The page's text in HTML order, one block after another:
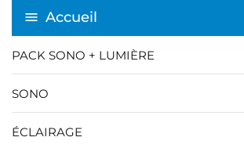
Accueil
PACK SONO + LUMIÈRE
SONO
ÉCLAIRAGE